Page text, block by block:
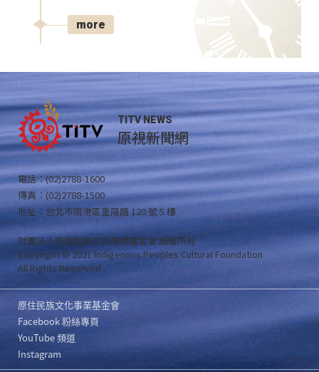
more
TITV NEWS
原視新聞網
電話：(02)2788-1600
傳真：(02)2788-1500
地址：台北市南港區重陽路 120 號 5 樓
財團法人原住民族文化事業基金會 版權所有
Copyright © 2021 Indigenous Peoples Cultural Foundation
All Rights Reserved .
原住民族文化事業基金會
Facebook 粉絲專頁
YouTube 頻道
Instagram